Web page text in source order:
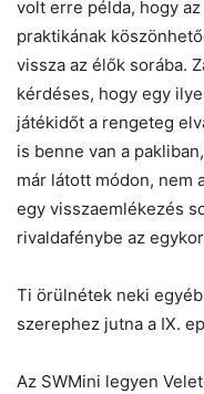
volt erre példa, hogy
praktikának
vissza az élők sorába.
kérdéses, hogy egy
játékidőt a rengeteg
is benne van a
már látott módon, nem
egy visszaemlékezés
rivaldafénybe az
Ti örülnétek neki
szerephez jutna a IX.
Az SWMini legyen